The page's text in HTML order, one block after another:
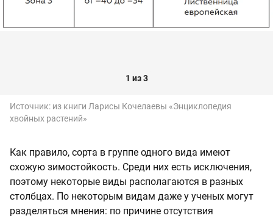
1 из 3
Источник: из книги Ларисы Кочелаевы «Энциклопедия
хвойных растений»
Как правило, сорта в группе одного вида имеют
схожую зимостойкость. Среди них есть исключения,
поэтому некоторые виды располагаются в разных
столбцах. По некоторым видам даже у ученых могут
разделяться мнения: по причине отсутствия